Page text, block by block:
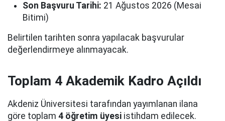
Son Başvuru Tarihi: 21 Ağustos 2026 (Mesai
Bitimi)
Belirtilen tarihten sonra yapılacak başvurular
değerlendirmeye alınmayacak.
Toplam 4 Akademik Kadro Açıldı
Akdeniz Üniversitesi tarafından yayımlanan ilana
göre toplam 4 öğretim üyesi istihdam edilecek.